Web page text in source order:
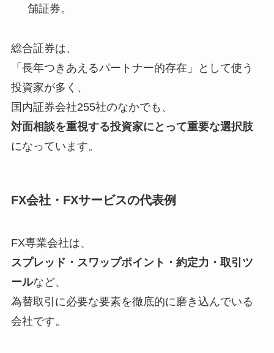
舗証券。
総合証券は、
「長年つきあえるパートナー的存在」として使う
投資家が多く、
国内証券会社255社のなかでも、
対面相談を重視する投資家にとって重要な選択肢
になっています。
FX会社・FXサービスの代表例
FX専業会社は、
スプレッド・スワップポイント・約定力・取引ツ
ールなど、
為替取引に必要な要素を徹底的に磨き込んでいる
会社です。